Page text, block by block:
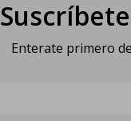
Enterate primero